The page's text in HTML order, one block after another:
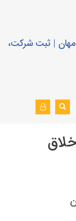
| ثبت شرکت،